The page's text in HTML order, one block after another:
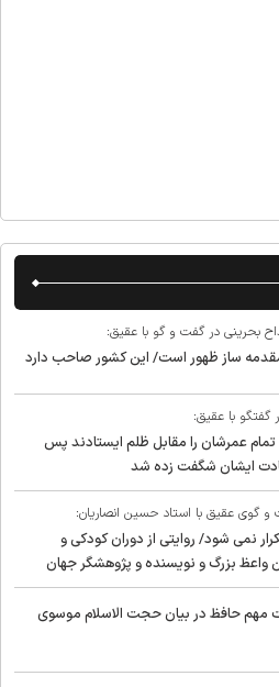
بحرینی در گفت و گو با عقیق:
ساز ظهور است/ این کشور صاحب دارد
با عقیق:
عمرشان را مقابل ظلم ایستادند پس
ایشان شگفت زده شد
عقیق با استاد حسین انصاریان:
نمی شود/ روایتی از دوران کودکی و
واعظ بزرگ و نویسنده و پژوهشگر جهان
حافظ در بیان حجت الاسلام موسوی